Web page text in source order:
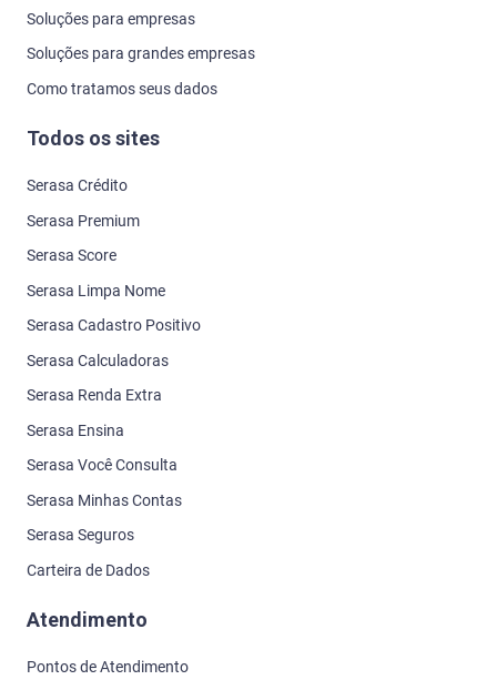
Soluções para empresas
Soluções para grandes empresas
Como tratamos seus dados
Todos os sites
Serasa Crédito
Serasa Premium
Serasa Score
Serasa Limpa Nome
Serasa Cadastro Positivo
Serasa Calculadoras
Serasa Renda Extra
Serasa Ensina
Serasa Você Consulta
Serasa Minhas Contas
Serasa Seguros
Carteira de Dados
Atendimento
Pontos de Atendimento